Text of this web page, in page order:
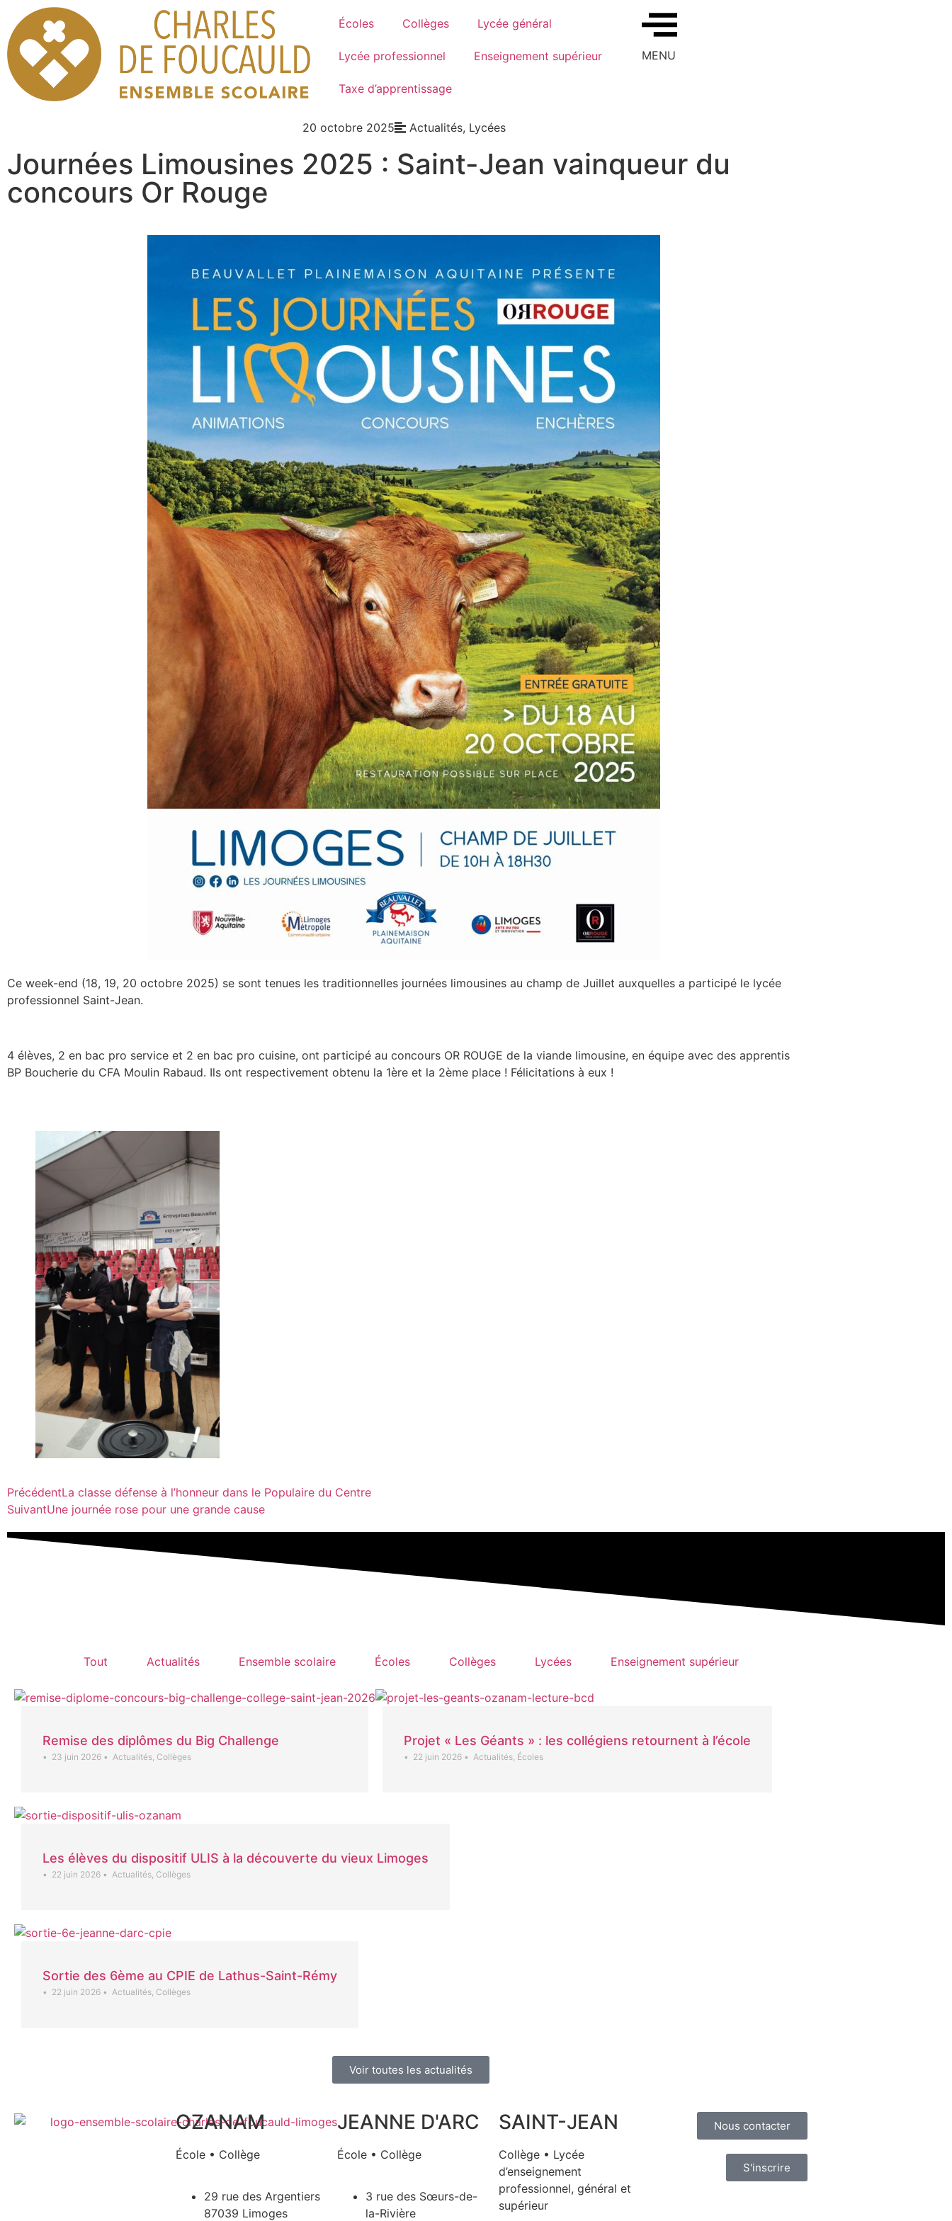
Écoles Collèges Lycée général
Lycée professionnel Enseignement supérieur
Taxe d’apprentissage
MENU
20 octobre 2025 Actualités, Lycées
Journées Limousines 2025 : Saint-Jean vainqueur du
concours Or Rouge
Ce week-end (18, 19, 20 octobre 2025) se sont tenues les traditionnelles journées limousines au champ de Juillet auxquelles a participé le lycée
professionnel Saint-Jean.
4 élèves, 2 en bac pro service et 2 en bac pro cuisine, ont participé au concours OR ROUGE de la viande limousine, en équipe avec des apprentis
BP Boucherie du CFA Moulin Rabaud. Ils ont respectivement obtenu la 1ère et la 2ème place ! Félicitations à eux !
PrécédentLa classe défense à l’honneur dans le Populaire du Centre
SuivantUne journée rose pour une grande cause
Tout Actualités Ensemble scolaire Écoles Collèges Lycées Enseignement supérieur
Remise des diplômes du Big Challenge
• 23 juin 2026 • Actualités, Collèges
Projet « Les Géants » : les collégiens retournent à l’école
• 22 juin 2026 • Actualités, Écoles
Les élèves du dispositif ULIS à la découverte du vieux Limoges
• 22 juin 2026 • Actualités, Collèges
Sortie des 6ème au CPIE de Lathus-Saint-Rémy
• 22 juin 2026 • Actualités, Collèges
Voir toutes les actualités
OZANAM
École • Collège
29 rue des Argentiers
87039 Limoges
JEANNE D'ARC
École • Collège
3 rue des Sœurs-de-
la-Rivière
SAINT-JEAN
Collège • Lycée
d’enseignement
professionnel, général et
supérieur
Nous contacter
S'inscrire